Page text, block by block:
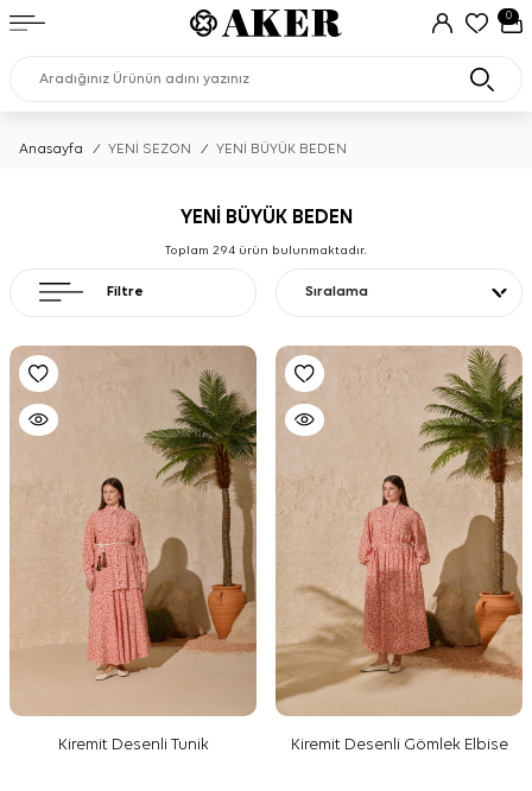
0
Anasayfa / YENİ SEZON / YENİ BÜYÜK BEDEN
Filtre
YENİ BÜYÜK BEDEN
Toplam 294 ürün bulunmaktadır.
Sıralama
Kiremit Desenli Tunik Kiremit Desenli Gömlek Elbise